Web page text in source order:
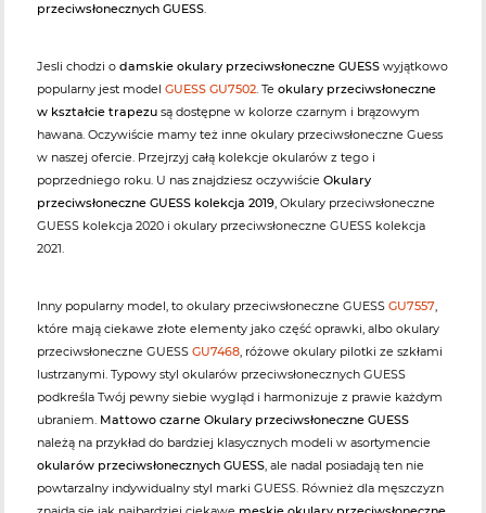
przeciwsłonecznych GUESS.
Jesli chodzi o damskie okulary przeciwsłoneczne GUESS wyjątkowo
popularny jest model GUESS GU7502. Te okulary przeciwsłoneczne
w kształcie trapezu są dostępne w kolorze czarnym i brązowym
hawana. Oczywiście mamy też inne okulary przeciwsłoneczne Guess
w naszej ofercie. Przejrzyj całą kolekcje okularów z tego i
poprzedniego roku. U nas znajdziesz oczywiście Okulary
przeciwsłoneczne GUESS kolekcja 2019, Okulary przeciwsłoneczne
GUESS kolekcja 2020 i okulary przeciwsłoneczne GUESS kolekcja
2021.
Inny popularny model, to okulary przeciwsłoneczne GUESS GU7557,
które mają ciekawe złote elementy jako część oprawki, albo okulary
przeciwsłoneczne GUESS GU7468, różowe okulary pilotki ze szkłami
lustrzanymi. Typowy styl okularów przeciwsłonecznych GUESS
podkreśla Twój pewny siebie wygląd i harmonizuje z prawie każdym
ubraniem. Mattowo czarne Okulary przeciwsłoneczne GUESS
należą na przykład do bardziej klasycznych modeli w asortymencie
okularów przeciwsłonecznych GUESS, ale nadal posiadają ten nie
powtarzalny indywidualny styl marki GUESS. Również dla męszczyzn